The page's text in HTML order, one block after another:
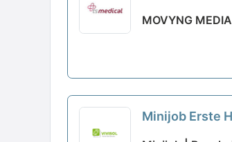
MOVYNG
Minijob Erste